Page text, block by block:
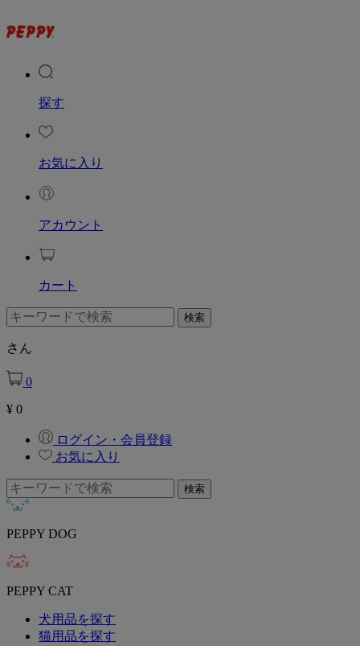
探す
お気に入り
アカウント
カート
さん
0
¥ 0
ログイン・会員登録
お気に入り
PEPPY DOG
PEPPY CAT
犬用品を探す
猫用品を探す